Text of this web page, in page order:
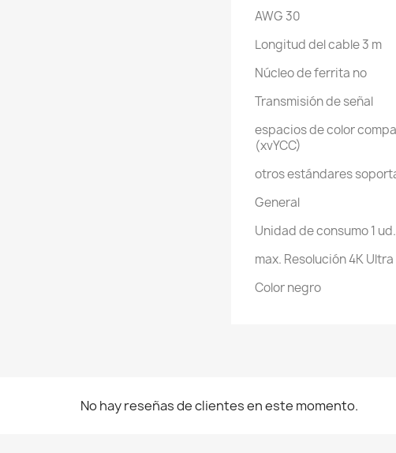
AWG 30
Longitud del cable 3 m
Núcleo de ferrita no
Transmisión de señal
espacios de color
(xvYCC)
otros estándares
General
Unidad de consumo 1
max. Resolución 4K
Color negro
No hay reseñas de clientes en este momento.